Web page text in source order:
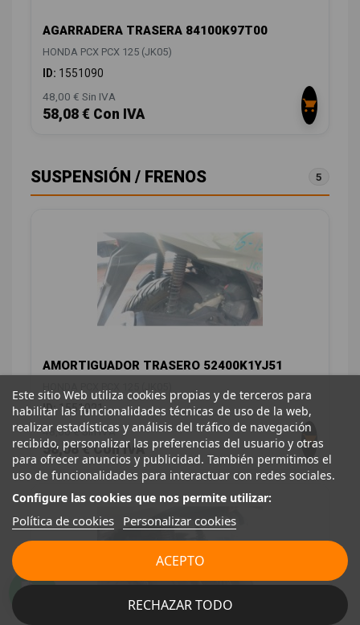
AGARRADERA TRASERA 84100K97T00
HONDA PCX PCX 125 (JK05)
ID: 1551090
48,00 € Sin IVA
58,08 € Con IVA
SUSPENSIÓN / FRENOS 5
AMORTIGUADOR TRASERO 52400K1YJ51
ID:1551021
48,00 € Sin IVA
58,08 € Con IVA
Este sitio Web utiliza cookies propias y de terceros para
habilitar las funcionalidades técnicas de uso de la web,
realizar estadísticas y análisis del tráfico de navegación
recibido, personalizar las preferencias del usuario y otras
para ofrecer anuncios y publicidad. También permitimos el
uso de funcionalidades para interactuar con redes sociales.
Configure las cookies que nos permite utilizar:
Política de cookies Personalizar cookies
RECHAZAR TODO
ACEPTO